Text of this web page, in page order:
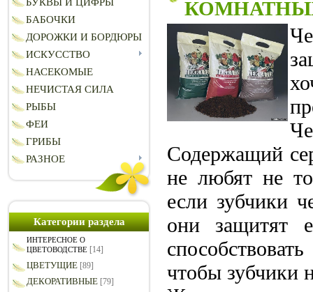
БУКВЫ И ЦИФРЫ
БАБОЧКИ
ДОРОЖКИ И БОРДЮРЫ
ИСКУССТВО
НАСЕКОМЫЕ
НЕЧИСТАЯ СИЛА
РЫБЫ
ФЕИ
ГРИБЫ
РАЗНОЕ
Категории раздела
ИНТЕРЕСНОЕ О
ЦВЕТОВОДСТВЕ [14]
ЦВЕТУЩИЕ [89]
ДЕКОРАТИВНЫЕ [79]
Содержащий
не любят не
если зубчики
они защитят
чтобы зубчики